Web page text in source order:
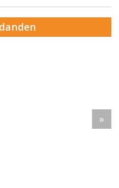
Ekerö
Mälaren dukar vi upp
i Skyttegården. Här
ljus som brinner stilla
»